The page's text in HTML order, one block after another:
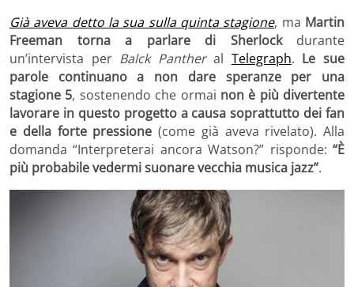
Già aveva detto la sua sulla quinta stagione, ma Martin
Freeman torna a parlare di Sherlockdurante
un’intervista per Balck Pantheral Telegraph. Le sue
parole continuano a non dare speranze per una
stagione 5, sostenendo che ormai non è più divertente
lavorare in questo progetto a causa soprattutto dei fan
e della forte pressione (come già aveva rivelato). Alla
domanda “Interpreterai ancora Watson?” risponde: “È
più probabile vedermi suonare vecchia musica jazz”.